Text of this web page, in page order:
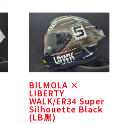
BILMOLA ×
LIBERTY
WALK/ER34 Super
Silhouette Black
(LB黑)